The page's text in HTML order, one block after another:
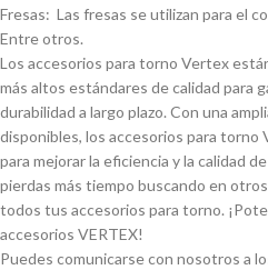
Fresas: Las fresas se utilizan para el
Entre otros.
Los accesorios para torno Vertex
más altos estándares de calidad para
durabilidad a largo plazo. Con una
disponibles, los accesorios para
para mejorar la eficiencia y la calidad
pierdas más tiempo buscando en
todos tus accesorios para torno.
accesorios VERTEX!
Puedes comunicarse con nosotros a